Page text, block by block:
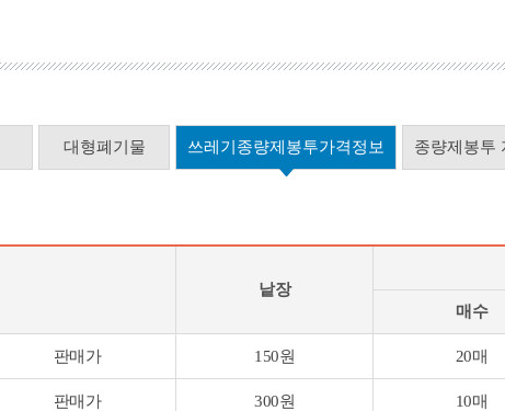
대형폐기물 쓰레기종량제봉투가격정보 종량제봉투
낱장
매수
판매가 150원 20매
판매가 300원 10매